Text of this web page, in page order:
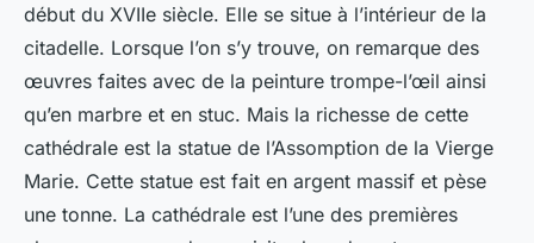
début du XVIIe siècle. Elle se situe à l’intérieur de la
citadelle. Lorsque l’on s’y trouve, on remarque des
œuvres faites avec de la peinture trompe-l’œil ainsi
qu’en marbre et en stuc. Mais la richesse de cette
cathédrale est la statue de l’Assomption de la Vierge
Marie. Cette statue est fait en argent massif et pèse
une tonne. La cathédrale est l’une des premières